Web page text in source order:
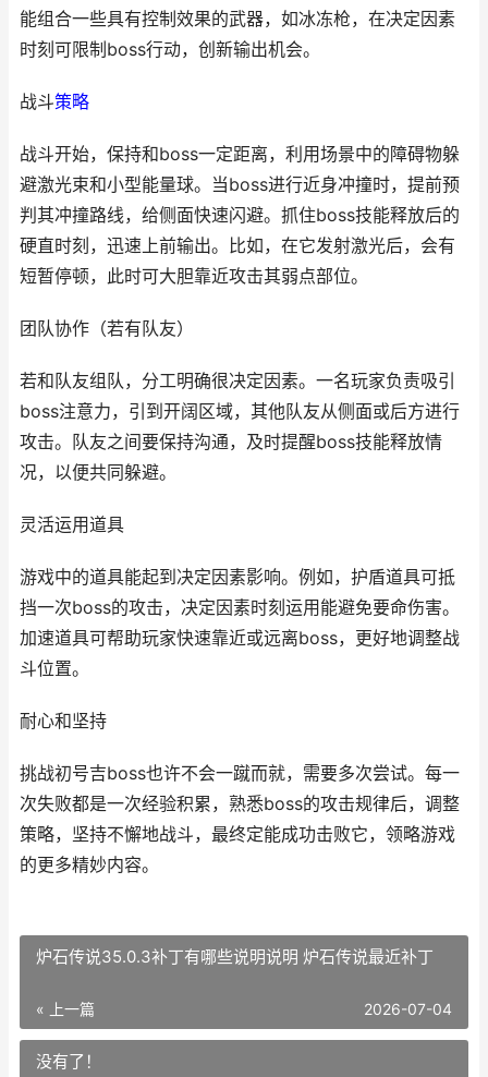
能组合一些具有控制效果的武器，如冰冻枪，在决定因素
时刻可限制boss行动，创新输出机会。
战斗策略
战斗开始，保持和boss一定距离，利用场景中的障碍物躲
避激光束和小型能量球。当boss进行近身冲撞时，提前预
判其冲撞路线，给侧面快速闪避。抓住boss技能释放后的
硬直时刻，迅速上前输出。比如，在它发射激光后，会有
短暂停顿，此时可大胆靠近攻击其弱点部位。
团队协作（若有队友）
若和队友组队，分工明确很决定因素。一名玩家负责吸引
boss注意力，引到开阔区域，其他队友从侧面或后方进行
攻击。队友之间要保持沟通，及时提醒boss技能释放情
况，以便共同躲避。
灵活运用道具
游戏中的道具能起到决定因素影响。例如，护盾道具可抵
挡一次boss的攻击，决定因素时刻运用能避免要命伤害。
加速道具可帮助玩家快速靠近或远离boss，更好地调整战
斗位置。
耐心和坚持
挑战初号吉boss也许不会一蹴而就，需要多次尝试。每一
次失败都是一次经验积累，熟悉boss的攻击规律后，调整
策略，坚持不懈地战斗，最终定能成功击败它，领略游戏
的更多精妙内容。
炉石传说35.0.3补丁有哪些说明说明 炉石传说最近补丁
« 上一篇 2026-07-04
没有了！